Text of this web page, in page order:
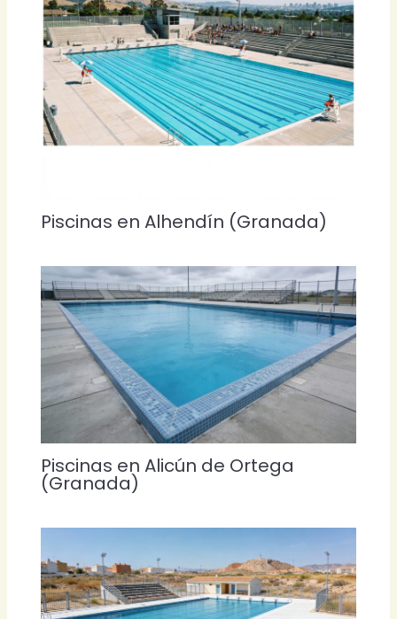
Piscinas en Alhendín (Granada)
Piscinas en Alicún de Ortega
(Granada)